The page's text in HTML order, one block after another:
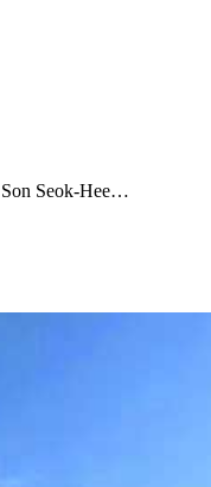
Son Seok-Hee…